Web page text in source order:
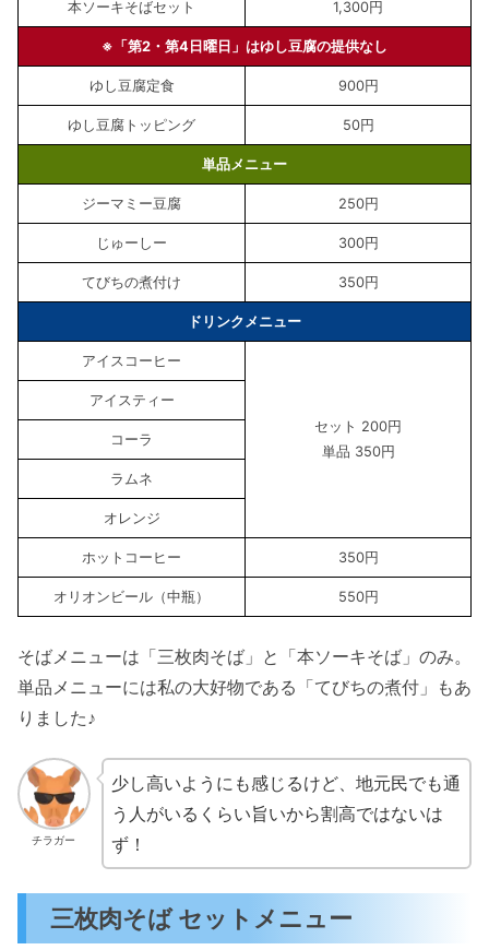
本ソーキそばセット 1,300円
※「第2・第4日曜日」はゆし豆腐の提供なし
ゆし豆腐定食 900円
ゆし豆腐トッピング 50円
単品メニュー
ジーマミー豆腐 250円
じゅーしー 300円
てびちの煮付け 350円
ドリンクメニュー
アイスコーヒー
セット 200円
単品 350円
アイスティー
コーラ
ラムネ
オレンジ
ホットコーヒー 350円
オリオンビール（中瓶） 550円
そばメニューは「三枚肉そば」と「本ソーキそば」のみ。
単品メニューには私の大好物である「てびちの煮付」もあ
りました♪
チラガー
少し高いようにも感じるけど、地元民でも通
う人がいるくらい旨いから割高ではないは
ず！
三枚肉そば セットメニュー